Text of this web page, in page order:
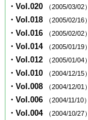
・Vol.020 （2005/03/02）
・Vol.018 （2005/02/16）
・Vol.016 （2005/02/02）
・Vol.014 （2005/01/19）
・Vol.012 （2005/01/04）
・Vol.010 （2004/12/15）
・Vol.008 （2004/12/01）
・Vol.006 （2004/11/10）
・Vol.004 （2004/10/27）